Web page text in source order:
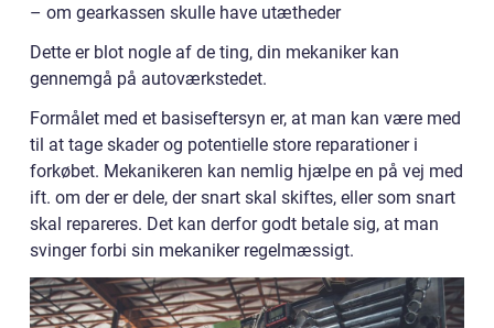
– om gearkassen skulle have utætheder
Dette er blot nogle af de ting, din mekaniker kan
gennemgå på autoværkstedet.
Formålet med et basiseftersyn er, at man kan være med
til at tage skader og potentielle store reparationer i
forkøbet. Mekanikeren kan nemlig hjælpe en på vej med
ift. om der er dele, der snart skal skiftes, eller som snart
skal repareres. Det kan derfor godt betale sig, at man
svinger forbi sin mekaniker regelmæssigt.